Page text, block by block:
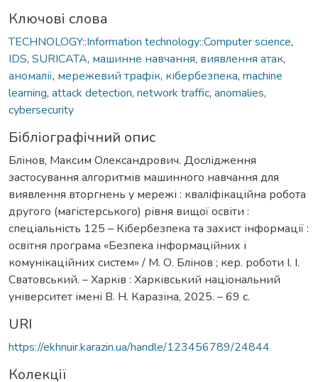
Ключові слова
TECHNOLOGY::Information technology::Computer science,
IDS, SURICATA, машинне навчання, виявлення атак,
аномалії, мережевий трафік, кібербезпека, machine
learning, attack detection, network traffic, anomalies,
cybersecurity
Бібліографічний опис
Блінов, Максим Олександрович. Дослідження
застосування алгоритмів машинного навчання для
виявлення вторгнень у мережі : кваліфікаційна робота
другого (магістерського) рівня вищої освіти :
спеціальність 125 – Кібербезпека та захист інформації :
освітня програма «Безпека інформаційних і
комунікаційних систем» / М. О. Блінов ; кер. роботи І. І.
Сватовський. – Харків : Харківський національний
університет імені В. Н. Каразіна, 2025. – 69 с.
URI
https://ekhnuir.karazin.ua/handle/123456789/24844
Колекції